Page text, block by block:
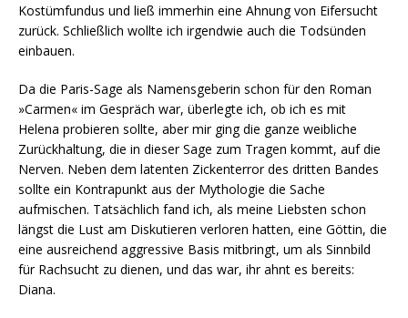
Kostümfundus und ließ immerhin eine Ahnung von Eifersucht
zurück. Schließlich wollte ich irgendwie auch die Todsünden
einbauen.
Da die Paris-Sage als Namensgeberin schon für den Roman
»Carmen« im Gespräch war, überlegte ich, ob ich es mit
Helena probieren sollte, aber mir ging die ganze weibliche
Zurückhaltung, die in dieser Sage zum Tragen kommt, auf die
Nerven. Neben dem latenten Zickenterror des dritten Bandes
sollte ein Kontrapunkt aus der Mythologie die Sache
aufmischen. Tatsächlich fand ich, als meine Liebsten schon
längst die Lust am Diskutieren verloren hatten, eine Göttin, die
eine ausreichend aggressive Basis mitbringt, um als Sinnbild
für Rachsucht zu dienen, und das war, ihr ahnt es bereits:
Diana.